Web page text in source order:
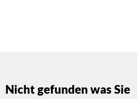
Nicht gefunden was Sie